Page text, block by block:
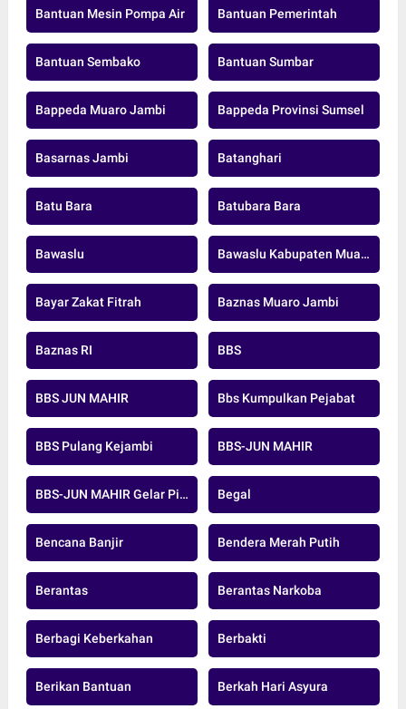
Bantuan Mesin Pompa Air Bantuan Pemerintah
Bantuan Sembako Bantuan Sumbar
Bappeda Muaro Jambi Bappeda Provinsi Sumsel
Basarnas Jambi Batanghari
Batu Bara Batubara Bara
Bawaslu Bawaslu Kabupaten Muaro Jambi
Bayar Zakat Fitrah Baznas Muaro Jambi
Baznas RI BBS
BBS JUN MAHIR Bbs Kumpulkan Pejabat
BBS Pulang Kejambi BBS-JUN MAHIR
BBS-JUN MAHIR Gelar Pidato Pertama Begal
Bencana Banjir Bendera Merah Putih
Berantas Berantas Narkoba
Berbagi Keberkahan Berbakti
Berikan Bantuan Berkah Hari Asyura